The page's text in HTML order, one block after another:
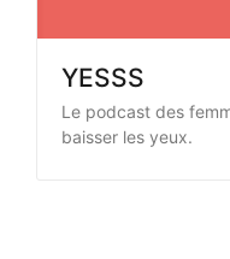
YESSS
Le podcast des
baisser les yeux.